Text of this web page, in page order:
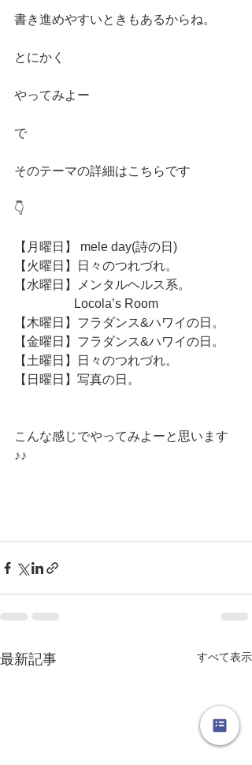
書き進めやすいときもあるからね。
とにかく
やってみよー
で
そのテーマの詳細はこちらです
👇
【月曜日】 mele day(詩の日)
【火曜日】日々のつれづれ。
【水曜日】メンタルヘルス系。
                   Locola’s Room
【木曜日】フラダンス&ハワイの日。
【金曜日】フラダンス&ハワイの日。
【土曜日】日々のつれづれ。
【日曜日】写真の日。
こんな感じでやってみよーと思います
♪♪
最新記事 すべて表示